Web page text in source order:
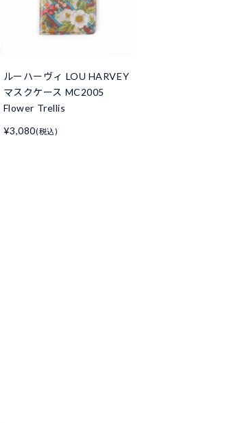
ルーハーヴィ LOU HARVEY
マスクケース MC2005
Flower Trellis
¥3,080(税込)